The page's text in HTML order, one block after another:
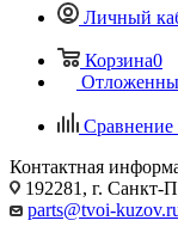
Личный
Корзина0
Сравнение
Контактная
192281, г. Санкт-
parts@tvoi-